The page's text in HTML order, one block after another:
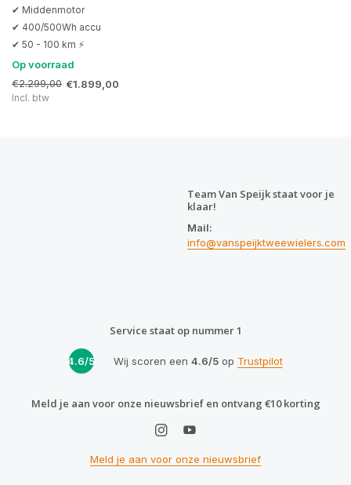
✔ Middenmotor
✔ 400/500Wh accu
✔ 50 - 100 km ⚡
Op voorraad
€2.299,00 €1.899,00
Incl. btw
Team Van Speijk staat voor je
klaar!
Mail:
info@vanspeijktweewielers.com
Service staat op nummer 1
4.6/5 Wij scoren een 4.6/5op Trustpilot
Meld je aan voor onze nieuwsbrief en ontvang €10 korting
Meld je aan voor onze nieuwsbrief